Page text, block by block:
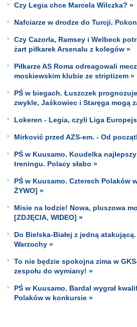
Czy Legia chce Marcela Wilczka? »
Nafciarze w drodze do Turcji.
Czy Cazorla, Ramsey i Welbeck
żart piłkarek Arsenalu z kolegów »
Piłkarze AS Roma odreagowali
moskiewskim klubie ze striptizem »
PŚ w biegach. Łuszczek
zwykle, Jaśkowiec i Staręga mogą
Lokeren - Legia, czyli Liga
Mirković przed AZS-em. - Od
PŚ w Kuusamo. Koudelka
treningu. Polacy słabo »
PŚ w Kuusamo. Czterech Polaków
ŻYWO] »
Misie na lodzie! Nowa, pluszowa
[ZDJĘCIA, WIDEO] »
Do Bielska-Białej z jedną
Warzochy »
To nie będzie spokojna zima w
zespołu do wymiany! »
PŚ w Kuusamo. Bardal wygrał
Polaków w konkursie »